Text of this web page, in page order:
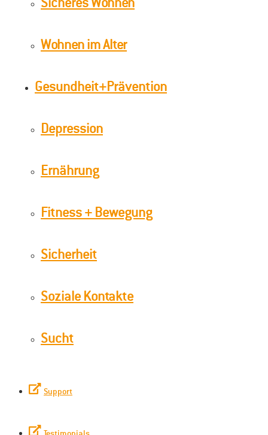
Wohnen im Alter
Gesundheit+Prävention
Depression
Ernährung
Fitness + Bewegung
Sicherheit
Soziale Kontakte
Sucht
Support